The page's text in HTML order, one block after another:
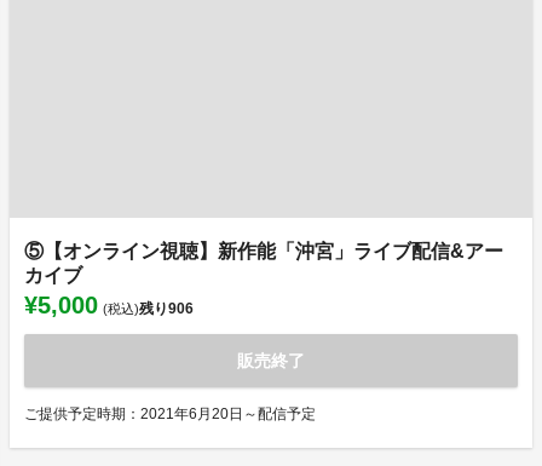
⑤【オンライン視聴】新作能「沖宮」ライブ配信&アー
カイブ
¥5,000 (税込)残り906
販売終了
ご提供予定時期：2021年6月20日～配信予定